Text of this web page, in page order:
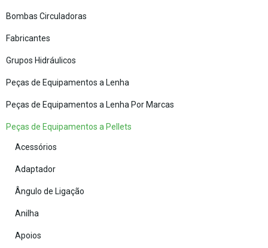
Bombas Circuladoras
Fabricantes
Grupos Hidráulicos
Peças de Equipamentos a Lenha
Peças de Equipamentos a Lenha Por Marcas
Peças de Equipamentos a Pellets
Acessórios
Adaptador
Ângulo de Ligação
Anilha
Apoios